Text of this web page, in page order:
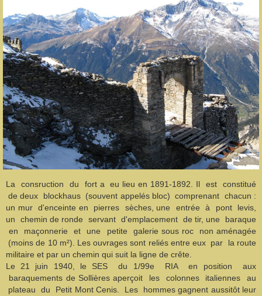
La consruction du fort a eu lieu en 1891-1892. Il est constitué
de deux blockhaus (souvent appelés bloc) comprenant chacun :
un mur d'enceinte en pierres sèches, une entrée à pont levis,
un chemin de ronde servant d'emplacement de tir, une baraque
en maçonnerie et une petite galerie sous roc non aménagée
(moins de 10 m²). Les ouvrages sont reliés entre eux par la route
militaire et par un chemin qui suit la ligne de crête.
Le 21 juin 1940, le SES du 1/99e RIA en position aux
baraquements de Sollières aperçoit les colonnes italiennes au
plateau du Petit Mont Cenis. Les hommes gagnent aussitôt leur